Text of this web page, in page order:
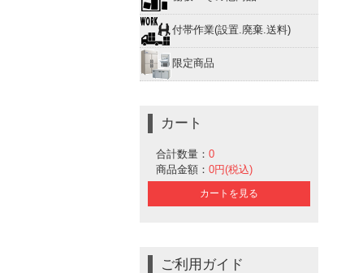
付帯作業(設置.廃棄.送料)
限定商品
カート
合計数量： 0
商品金額： 0円(税込)
カートを見る
ご利用ガイド